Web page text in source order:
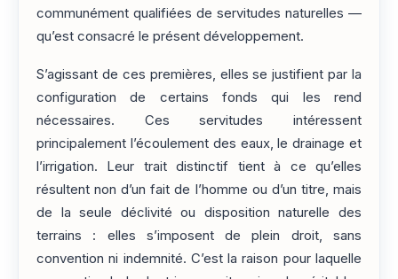
communément qualifiées de servitudes naturelles —
qu’est consacré le présent développement.
S’agissant de ces premières, elles se justifient par la
configuration de certains fonds qui les rend
nécessaires. Ces servitudes intéressent
principalement l’écoulement des eaux, le drainage et
l’irrigation. Leur trait distinctif tient à ce qu’elles
résultent non d’un fait de l’homme ou d’un titre, mais
de la seule déclivité ou disposition naturelle des
terrains : elles s’imposent de plein droit, sans
convention ni indemnité. C’est la raison pour laquelle